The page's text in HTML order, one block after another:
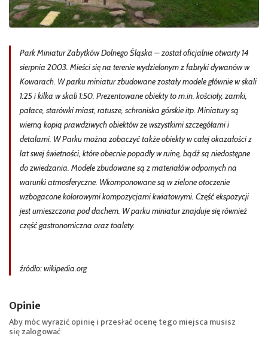
Park Miniatur Zabytków Dolnego Śląska – został oficjalnie otwarty 14
sierpnia 2003. Mieści się na terenie wydzielonym z fabryki dywanów w
Kowarach. W parku miniatur zbudowane zostały modele głównie w skali
1:25 i kilka w skali 1:50. Prezentowane obiekty to m.in. kościoły, zamki,
pałace, starówki miast, ratusze, schroniska górskie itp. Miniatury są
wierną kopią prawdziwych obiektów ze wszystkimi szczegółami i
detalami. W Parku można zobaczyć także obiekty w całej okazałości z
lat swej świetności, które obecnie popadły w ruinę, bądź są niedostępne
do zwiedzania. Modele zbudowane są z materiałów odpornych na
warunki atmosferyczne. Wkomponowane są w zielone otoczenie
wzbogacone kolorowymi kompozycjami kwiatowymi. Część ekspozycji
jest umieszczona pod dachem. W parku miniatur znajduje się również
część gastronomiczna oraz toalety.
źródło: wikipedia.org
Opinie
Aby móc wyrazić opinię i przesłać ocenę tego miejsca musisz
sięzalogować